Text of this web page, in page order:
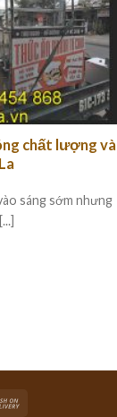
chất lượng và
sáng sớm nhưng